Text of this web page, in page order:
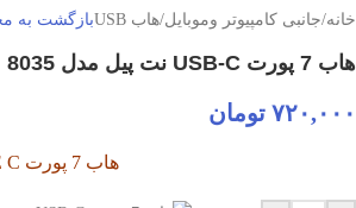
خانه/جانبی کامپیوتر وموبایل/هاب USB بازگشت به
هاب 7 پورت USB-C نت پیل مدل 8035
۷۲۰,۰۰۰ تومان
هاب 7 پورت TYPE C کاربردی/ کوچک